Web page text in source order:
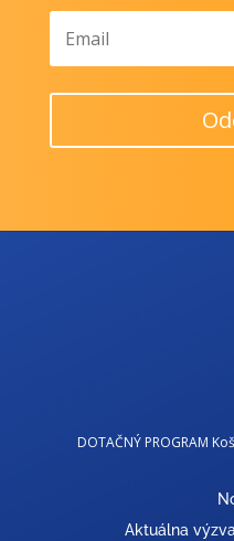
DOTAČNÝ PROGRAM
Aktuálna